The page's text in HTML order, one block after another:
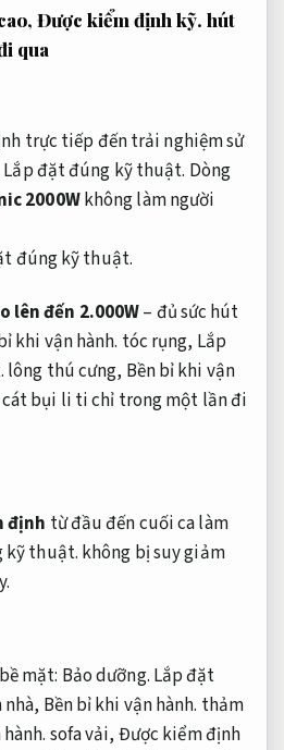
Được kiểm định kỹ. hút
qua
trực tiếp đến trải nghiệm sử
Lắp đặt đúng kỹ thuật. Dòng
2000Wkhông làm người
đúng kỹ thuật.
lên đến 2.000W– đủ sức hút
khi vận hành. tóc rụng, Lắp
lông thú cưng, Bền bỉ khi vận
cát bụi li ti chỉ trong một lần đi
định từ đầu đến cuối ca làm
kỹ thuật. không bị suy giảm
mặt: Bảo dưỡng. Lắp đặt
nhà, Bền bỉ khi vận hành. thảm
sofa vải, Được kiểm định